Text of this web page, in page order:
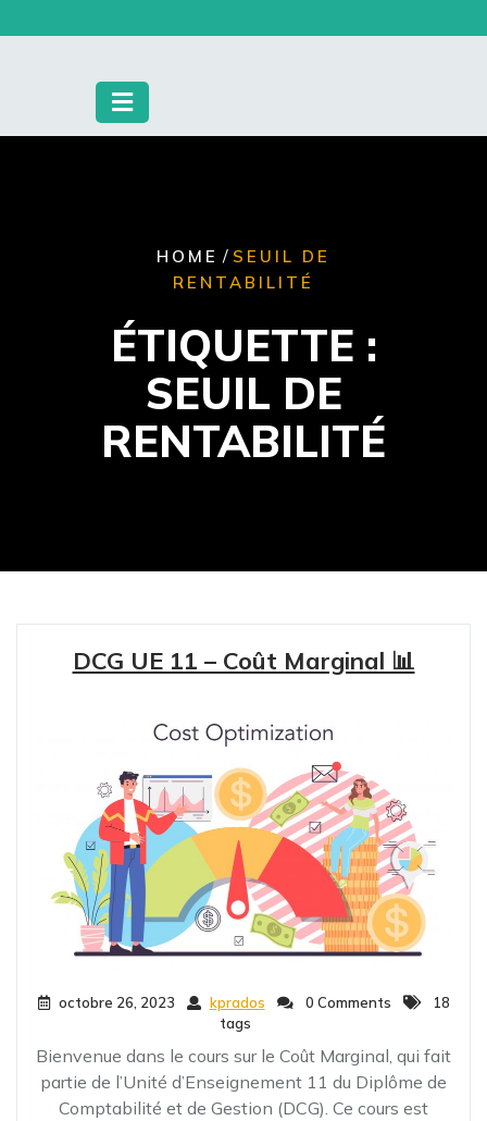
to
HOME / SEUIL DE
RENTABILITÉ
ÉTIQUETTE :
SEUIL DE
RENTABILITÉ
DCG UE 11 – Coût Marginal 📊
octobre 26, 2023 kprados 0 Comments
18
tags
Bienvenue dans le cours sur le Coût Marginal, qui fait
partie de l’Unité d’Enseignement 11 du Diplôme de
Comptabilité et de Gestion (DCG). Ce cours est